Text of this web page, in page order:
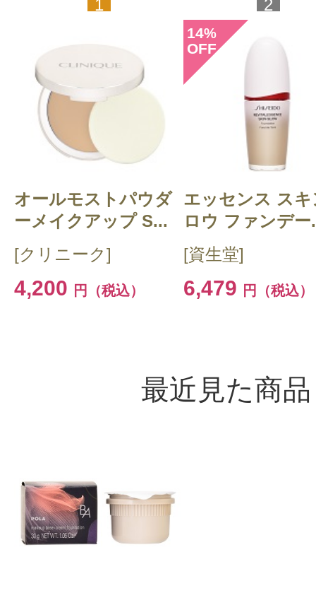
1
オールモストパウダ
ーメイクアップ S...
[クリニーク]
4,200 円（税込）
2
14%
OFF
エッセンス スキ
ロウ ファンデー
[資生堂]
6,479 円（税込）
最近見た商品